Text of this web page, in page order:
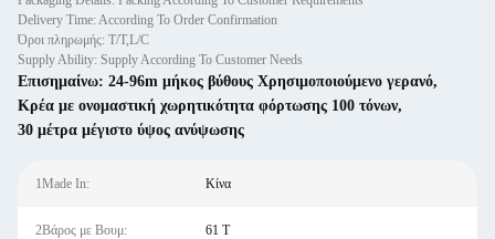
Delivery Time: According To Order Confirmation
Όροι πληρωμής: T/T,L/C
Supply Ability: Supply According To Customer Needs
Επισημαίνω: 24-96m μήκος βύθους Χρησιμοποιούμενο γερανό,
Κρέα με ονομαστική χωρητικότητα φόρτωσης 100 τόνων,
30 μέτρα μέγιστο ύψος ανύψωσης
1Made In: Κίνα
2Βάρος με Βουμ: 61 Τ